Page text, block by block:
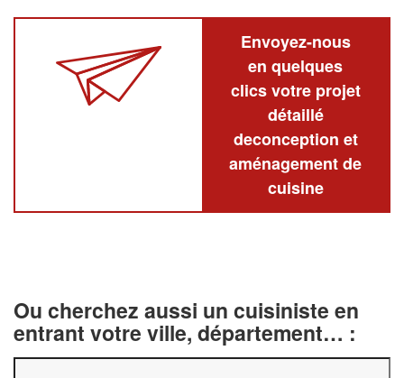
Envoyez-nous
en quelques
clics votre projet
détaillé
deconception et
aménagement de
cuisine
Ou cherchez aussi un cuisiniste en
entrant votre ville, département… :